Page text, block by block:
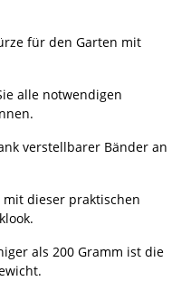
für den Garten mit
alle notwendigen
verstellbarer Bänder an
dieser praktischen
als 200 Gramm ist die